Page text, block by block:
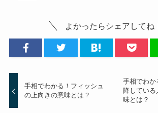
よかったらシェアしてね
手相でわかる！フィッシュ
の上向きの意味とは？
手相でわか
降してい
味とは？